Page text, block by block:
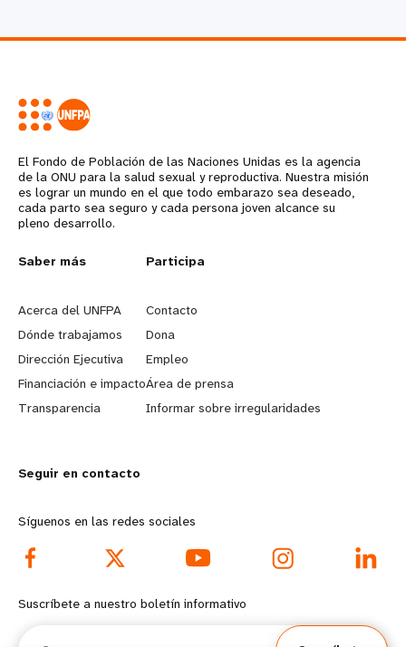
El Fondo de Población de las Naciones Unidas es la agencia
de la ONU para la salud sexual y reproductiva. Nuestra misión
es lograr un mundo en el que todo embarazo sea deseado,
cada parto sea seguro y cada persona joven alcance su
pleno desarrollo.
L
e
a
r
n
o
r
e
f
Saber más
Acerca del UNFPA
Dónde trabajamos
Dirección Ejecutiva
Financiación e impacto
Transparencia
G
o
b
e
y
d
o
Participa
Contacto
Dona
Empleo
Área de prensa
Informar sobre irregularidades
Seguir en contacto
Síguenos en las redes sociales
Suscríbete a nuestro boletín informativo